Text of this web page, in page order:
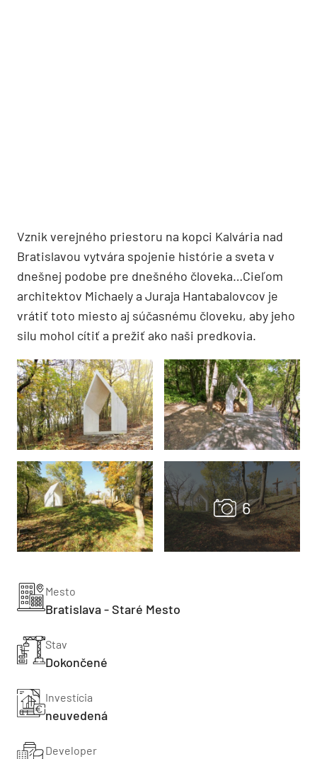
Vznik verejného priestoru na kopci Kalvária nad
Bratislavou vytvára spojenie histórie a sveta v
dnešnej podobe pre dnešného človeka…Cieľom
architektov Michaely a Juraja Hantabalovcov je
vrátiť toto miesto aj súčasnému človeku, aby jeho
silu mohol cítiť a prežiť ako naši predkovia.
Mesto
Bratislava - Staré Mesto
Stav
Dokončené
Investícia
neuvedená
Developer